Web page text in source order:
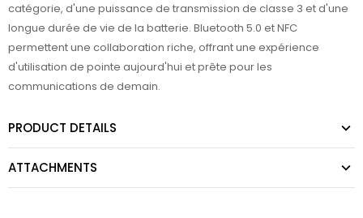
catégorie, d'une puissance de transmission de classe 3 et d'une
longue durée de vie de la batterie. Bluetooth 5.0 et NFC
permettent une collaboration riche, offrant une expérience
d'utilisation de pointe aujourd'hui et prête pour les
communications de demain.
PRODUCT DETAILS
ATTACHMENTS